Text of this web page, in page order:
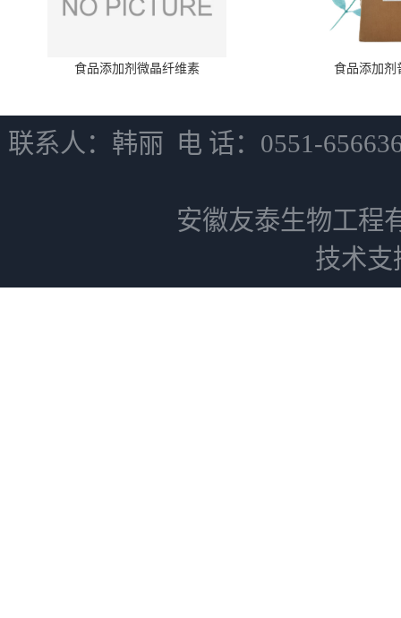
食品添加剂微晶纤维素 食品添加剂
联系人：韩丽 电 话：0551-
安徽友泰生物工程
技术